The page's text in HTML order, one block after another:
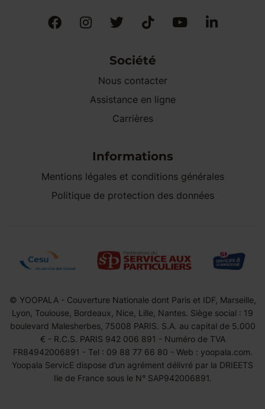
Société
Nous contacter
Assistance en ligne
Carrières
Informations
Mentions légales et conditions générales
Politique de protection des données
© YOOPALA - Couverture Nationale dont Paris et IDF, Marseille,
Lyon, Toulouse, Bordeaux, Nice, Lille, Nantes. Siège social : 19
boulevard Malesherbes, 75008 PARIS. S.A. au capital de 5.000
€ - R.C.S. PARIS 942 006 891 - Numéro de TVA
FR84942006891 - Tel : 09 88 77 66 80 - Web : yoopala.com.
Yoopala ServicE dispose d’un agrément délivré par la DRIEETS
Ile de France sous le N° SAP942006891.